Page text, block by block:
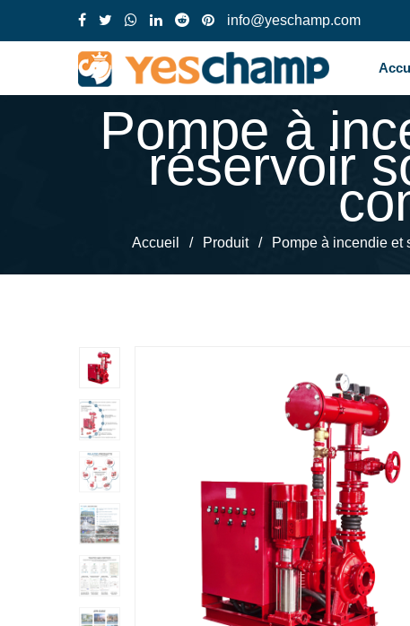
info@yeschamp.com
Pompe à
réservoir
Accueil / Produit / Pompe à incendie et